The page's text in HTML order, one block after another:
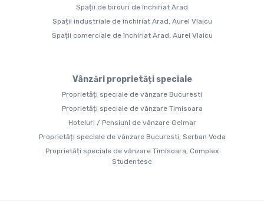
Spații de birouri de închiriat Arad
Spații industriale de închiriat Arad, Aurel Vlaicu
Spații comerciale de închiriat Arad, Aurel Vlaicu
Vânzări proprietăți speciale
Proprietăți speciale de vânzare Bucuresti
Proprietăți speciale de vânzare Timisoara
Hoteluri / Pensiuni de vânzare Gelmar
Proprietăți speciale de vânzare Bucuresti, Serban Voda
Proprietăți speciale de vânzare Timisoara, Complex
Studentesc